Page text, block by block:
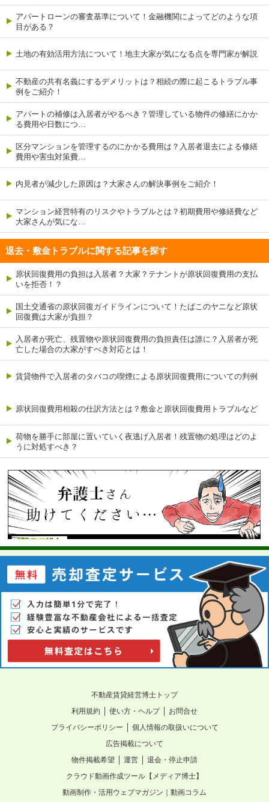
アパートローンの審査基準について！金融機関によってどのような項
目がある？
土地の有効活用方法について！地主大家が気になる点を専門家が解説
不動産の共有名義にするデメリットは？相続の際に起こるトラブル事
例をご紹介！
アパートの補修は入居者がやるべき？管理している物件の修繕にかか
る費用や日数につ…
区分マンションを管理するのにかかる費用は？入居者退去による修繕
費用や害虫対策費…
内見者が減少した原因は？大家さんの解決事例をご紹介！
マンション経営特有のリスクやトラブルとは？初期費用や修繕費など
大家さんが気にな…
退去・敷金トラブルに関する記事を探す
原状回復費用の負担は入居者？大家？テナントが原状回復費用の支払
いを拒否！？
国土交通省の原状回復ガイドラインについて！たばこのヤニなど原状
回復費は大家が負担？
入居者が死亡、残置物や原状回復費用の負担責任は誰に？入居者が死
亡した場合の大家がすべき対応とは！
賃貸物件で入居者のタバコの喫煙による原状回復費用についての判例
原状回復費用相殺の仕訳方法とは？敷金と原状回復費用トラブルなど
荷物を勝手に部屋に置いていく夜逃げ入居者！残置物の処理はどのよ
うに対処すべき？
不動産賃貸経営博士トップ
利用規約 ｜ 使い方・ヘルプ｜ お問合せ
プライバシーポリシー ｜ 個人情報の取扱いについて
広告掲載について
物件掲載希望 ｜ 運営 ｜ 退会・停止申請
クラウド動画作成ツール【メディア博士】
動画制作・活用ウェブマガジン｜動画コラム